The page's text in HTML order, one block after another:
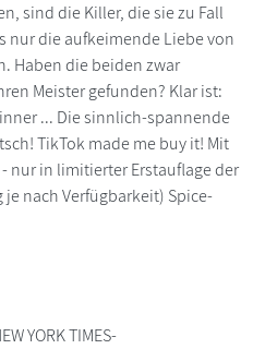
sind die Killer, die sie zu Fall
nur die aufkeimende Liebe von
Haben die beiden zwar
Meister gefunden? Klar ist:
... Die sinnlich-spannende
TikTok made me buy it! Mit
nur in limitierter Erstauflage der
nach Verfügbarkeit) Spice-
YORK TIMES-